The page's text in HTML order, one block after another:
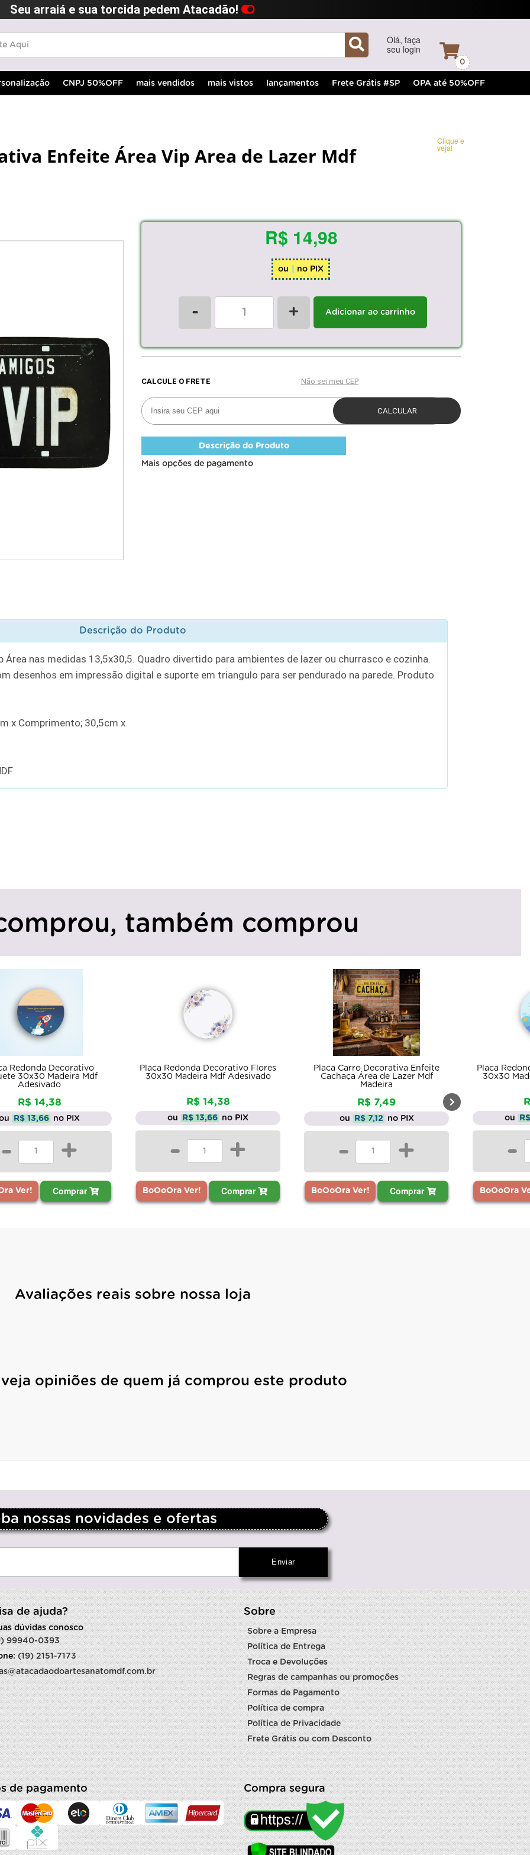
Seu arraiá e sua torcida pedem Atacadão!
Olá, faça
seu login
0
CNPJ 50%OFF mais vendidos mais vistos lançamentos Frete Grátis #SP OPA até 50%OFF
Enfeite Área Vip Area de Lazer Mdf
Clique e
veja!
R$ 14,98
ou no PIX
- + Adicionar ao carrinho
Descrição do Produto
Mais opções de pagamento
Descrição do Produto
Área nas medidas 13,5x30,5. Quadro divertido para ambientes de lazer ou churrasco e cozinha.
desenhos em impressão digital e suporte em triangulo para ser pendurado na parede. Produto
x Comprimento; 30,5cm x
também comprou
Decorativo
Madeira Mdf
14,38
no PIX
+
Comprar
Placa Redonda Decorativo Flores
30x30 Madeira Mdf Adesivado
R$ 14,38
R$ 13,66 no PIX
+
BoOoOra Ver! Comprar
Placa Carro Decorativa Enfeite
Cachaça Área de Lazer Mdf
Madeira
R$ 7,49
R$ 7,12 no PIX
+
BoOoOra Ver! Comprar
Placa Redonda
30x30 Madeira
R$
R$ 13,66
BoOoOra Ver!
Avaliações reais sobre nossa loja
opiniões de quem já comprou este produto
nossas novidades e ofertas
de ajuda?
dúvidas conosco
99940-0393
(19) 2151-7173
Sobre
Sobre a Empresa
Política de Entrega
Troca e Devoluções
Regras de campanhas ou promoções
Formas de Pagamento
Política de compra
Política de Privacidade
Frete Grátis ou com Desconto
de pagamento Compra segura